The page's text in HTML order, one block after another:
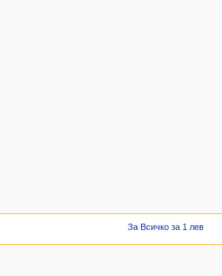
За Всичко за 1 лев